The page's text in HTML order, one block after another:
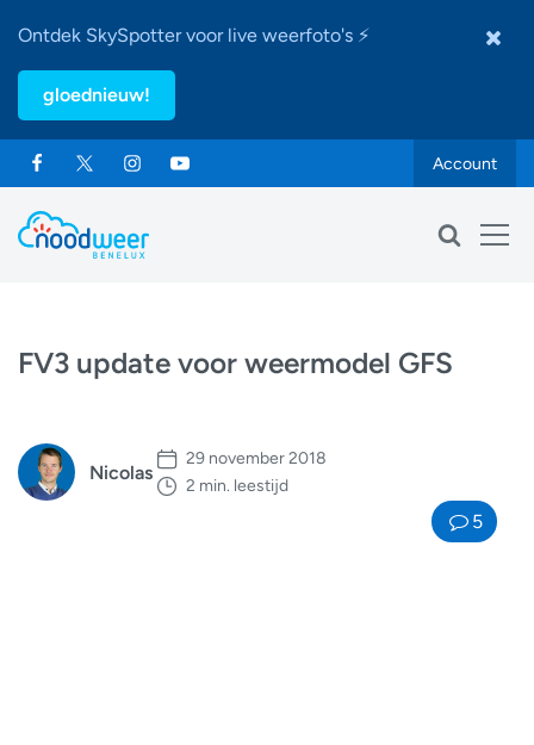
Ontdek SkySpotter voor live weerfoto's ⚡
gloednieuw!
Account
FV3 update voor weermodel GFS
Nicolas
29 november 2018
2 min. leestijd
5